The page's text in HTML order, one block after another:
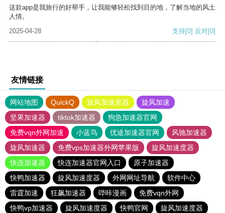
这款app是我旅行的好帮手，让我能够轻松找到目的地，了解当地的风土
人情。
2025-04-28
支持[0] 反对[0]
友情链接
网站地图 QuickQ 旋风加速度器
旋风加速
坚果加速器
tiktok加速器
狗急加速器官网
免费vqn外网加速
小蓝鸟 优途加速器官网
风驰加速器
旋风加速器
免费vps加速器外网苹果版
旋风加速度器
快连加速器
快连加速器官网入口
原子加速器
快鸭加速器
旋风加速度器 外网网址导航
软件中心
雷霆加速
狂飙加速器 哔咔漫画
免费vqn外网
快鸭vp加速器
旋风加速度器 快鸭官网
旋风加速度器